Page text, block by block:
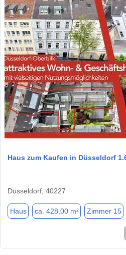
Haus zum Kaufen in Düsseldorf
Düsseldorf, 40227
Haus ca. 428,00 m² Zimmer 15